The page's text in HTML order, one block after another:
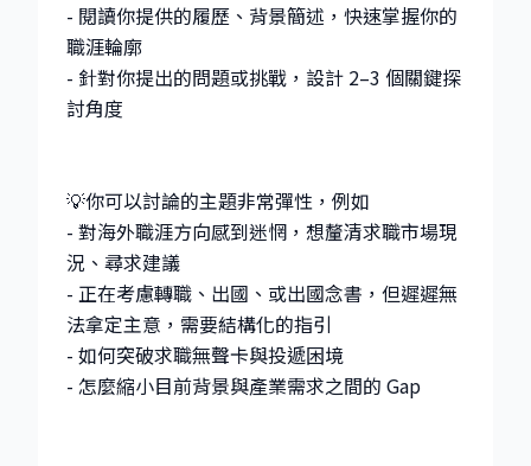
- 閱讀你提供的履歷、背景簡述，快速掌握你的
職涯輪廓
- 針對你提出的問題或挑戰，設計 2–3 個關鍵探
討角度
💡你可以討論的主題非常彈性，例如
- 對海外職涯方向感到迷惘，想釐清求職市場現
況、尋求建議
- 正在考慮轉職、出國、或出國念書，但遲遲無
法拿定主意，需要結構化的指引
- 如何突破求職無聲卡與投遞困境
- 怎麼縮小目前背景與產業需求之間的 Gap